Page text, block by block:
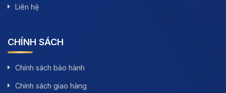
Liên hệ
CHÍNH SÁCH
Chính sách bảo hành
Chính sách giao hàng